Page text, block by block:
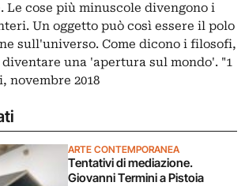
Le cose più minuscole divengono i
Un oggetto può così essere il polo
sull'universo. Come dicono i filosofi,
una 'apertura sul mondo'. "1
novembre 2018
ARTE CONTEMPORANEA
Tentativi di mediazione.
Giovanni Termini a Pistoia